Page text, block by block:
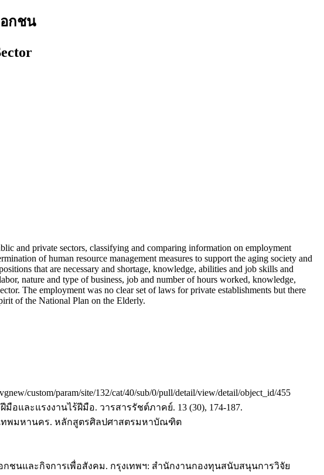
กชน
and private sectors, classifying and comparing information on employment
of human resource management measures to support the aging society and
that are necessary and shortage, knowledge, abilities and job skills and
nature and type of business, job and number of hours worked, knowledge,
The employment was no clear set of laws for private establishments but there
of the National Plan on the Elderly.
param/site/132/cat/40/sub/0/pull/detail/view/detail/object_id/455
และแรงงานไร้ฝีมือ. วารสารรัชต์ภาคย์. 13 (30), 174-187.
ทพมหานคร. หลักสูตรศิลปศาสตรมหาบัณฑิต
ชนและกิจการเพื่อสังคม. กรุงเทพฯ: สำนักงานกองทุนสนับสนุนการวิจัย